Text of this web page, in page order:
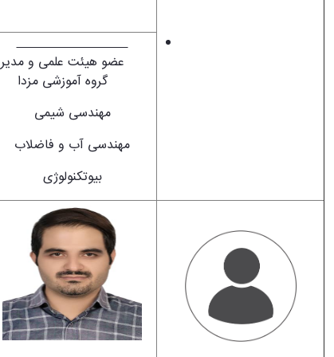
عضو هیئت علمی و مدیر
گروه آموزشی مزدا
مهندسی شیمی
مهندسی آب و فاضلاب
بیوتکنولوژی